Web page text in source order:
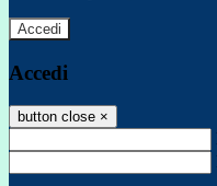
Accedi
Accedi
button close ×